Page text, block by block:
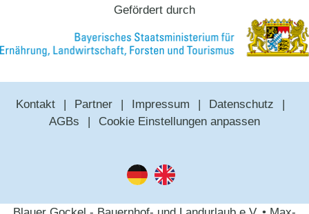
Gefördert durch
Kontakt Partner Impressum
Datenschutz
AGBs
Cookie Einstellungen anpassen